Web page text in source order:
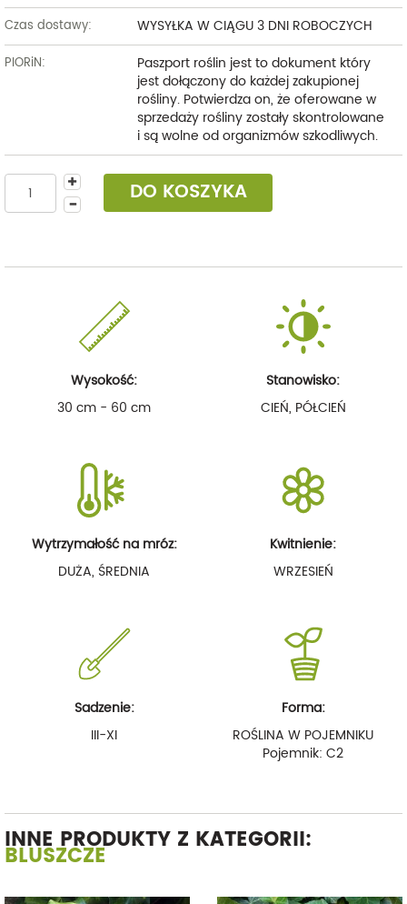
Czas dostawy: WYSYŁKA W CIĄGU 3 DNI ROBOCZYCH
PIORiN:
Paszport roślin jest to dokument który
jest dołączony do każdej zakupionej
rośliny. Potwierdza on, że oferowane w
sprzedaży rośliny zostały skontrolowane
i są wolne od organizmów szkodliwych.
DO KOSZYKA
Wysokość:
30 cm - 60 cm
Stanowisko:
CIEŃ, PÓŁCIEŃ
Wytrzymałość na mróz:
DUŻA, ŚREDNIA
Kwitnienie:
WRZESIEŃ
Sadzenie:
III-XI
Forma:
ROŚLINA W POJEMNIKU
Pojemnik: C2
INNE PRODUKTY Z KATEGORII:
BLUSZCZE